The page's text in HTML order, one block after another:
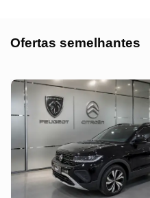
Ofertas semelhantes